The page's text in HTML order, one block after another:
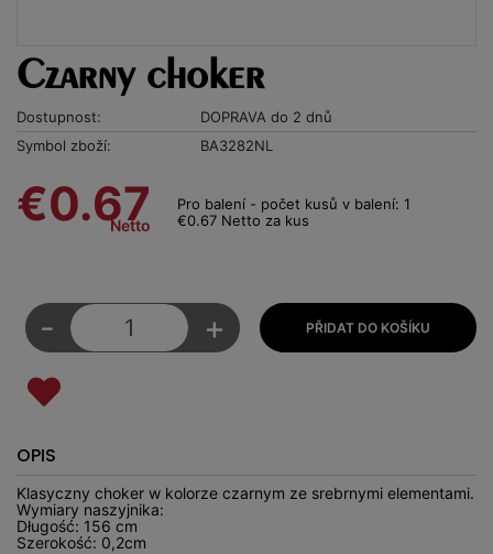
Czarny choker
Dostupnost:
DOPRAVA do 2 dnů
Symbol zboží:
BA3282NL
€0.67
Netto
Pro balení - počet kusů v balení: 1
€0.67 Netto za kus
- +
OPIS
Klasyczny choker w kolorze czarnym ze srebrnymi elementami.
Wymiary naszyjnika:
Długość: 156 cm
Szerokość: 0,2cm